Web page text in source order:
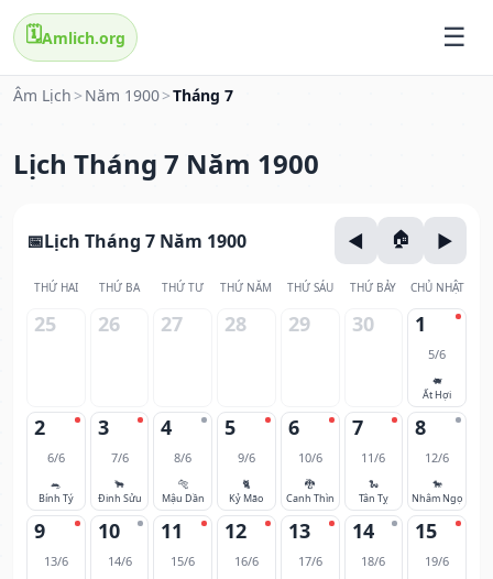
🗓️Amlich.org
Âm Lịch > Năm 1900>Tháng 7
Lịch Tháng 7 Năm 1900
Lịch Tháng 7 Năm 1900
THỨ HAI THỨ BA THỨ TƯ THỨ NĂM THỨ SÁU THỨ BẢY CHỦ NHẬT
25 26 27 28 29 30 1
5/6
🐖
Ất Hợi
2
6/6
🐀
Bính Tý
3
7/6
🐂
Đinh Sửu
4
8/6
🐅
Mậu Dần
5
9/6
🐈
Kỷ Mão
6
10/6
🐉
Canh Thìn
7
11/6
🐍
Tân Tỵ
8
12/6
🐎
Nhâm Ngọ
9
13/6
10
14/6
11
15/6
12
16/6
13
17/6
14
18/6
15
19/6